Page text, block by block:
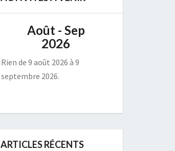
Août - Sep
2026
Rien de 9 août 2026 à 9
septembre 2026.
ARTICLES RÉCENTS